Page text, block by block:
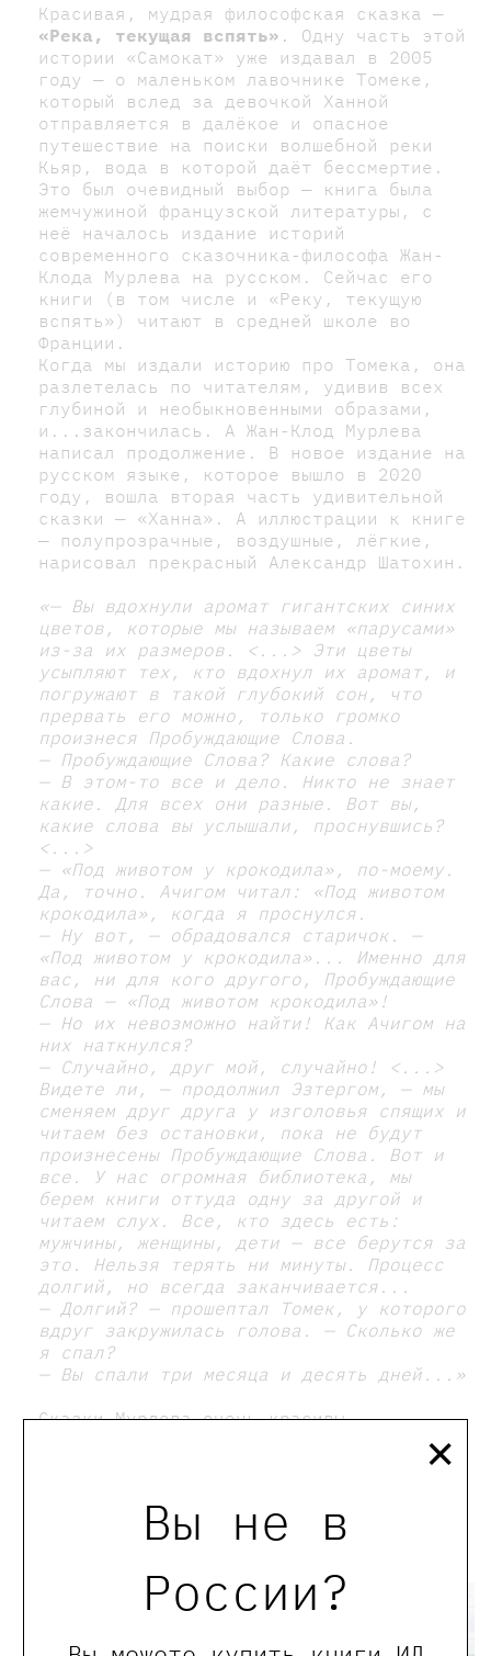
Вы не в
России?
×
Красивая, мудрая философская сказка —
«Река, текущая вспять» . Одну часть этой
истории «Самокат» уже издавал в 2005
году — о маленьком лавочнике Томеке,
который вслед за девочкой Ханной
отправляется в далёкое и опасное
путешествие на поиски волшебной реки
Кьяр, вода в которой даёт бессмертие.
Это был очевидный выбор — книга была
жемчужиной французской литературы, с
неё началось издание историй
современного сказочника-философа Жан-
Клода Мурлева на русском. Сейчас его
книги (в том числе и «Реку, текущую
вспять») читают в средней школе во
Франции.
Когда мы издали историю про Томека, она
разлетелась по читателям, удивив всех
глубиной и необыкновенными образами,
и...закончилась. А Жан-Клод Мурлева
написал продолжение. В новое издание на
русском языке, которое вышло в 2020
году, вошла вторая часть удивительной
сказки — «Ханна». А иллюстрации к книге
— полупрозрачные, воздушные, лёгкие,
нарисовал прекрасный Александр Шатохин.
«— Вы вдохнули аромат гигантских синих
цветов, которые мы называем «парусами»
из-за их размеров. <...> Эти цветы
усыпляют тех, кто вдохнул их аромат, и
погружают в такой глубокий сон, что
прервать его можно, только громко
произнеся Пробуждающие Слова.
— Пробуждающие Слова? Какие слова?
— В этом-то все и дело. Никто не знает
какие. Для всех они разные. Вот вы,
какие слова вы услышали, проснувшись?
<...>
— «Под животом у крокодила», по-моему.
Да, точно. Ачигом читал: «Под животом
крокодила», когда я проснулся.
— Ну вот, — обрадовался старичок. —
«Под животом у крокодила»... Именно для
вас, ни для кого другого, Пробуждающие
Слова — «Под животом крокодила»!
— Но их невозможно найти! Как Ачигом на
них наткнулся?
— Случайно, друг мой, случайно! <...>
Видете ли, — продолжил Эзтергом, — мы
сменяем друг друга у изголовья спящих и
читаем без остановки, пока не будут
произнесены Пробуждающие Слова. Вот и
все. У нас огромная библиотека, мы
берем книги оттуда одну за другой и
читаем слух. Все, кто здесь есть:
мужчины, женщины, дети — все берутся за
это. Нельзя терять ни минуты. Процесс
долгий, но всегда заканчивается...
— Долгий? — прошептал Томек, у которого
вдруг закружилась голова. — Сколько же
я спал?
— Вы спали три месяца и десять дней...»
Сказки Мурлева очень красивы,
оригинальны и «безразмерны» — на все
возраста. Детям тут — чудеса. Взрослым
незабываемое путешествие, которое будто
совершаешь сам, с Томеком или Ханной.